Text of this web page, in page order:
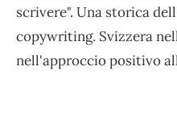
scrivere". Una storica
copywriting. Svizzera
nell'approccio positivo